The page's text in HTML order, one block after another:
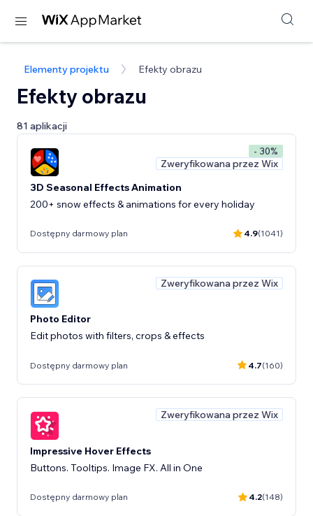
Elementy projektu Efekty obrazu
Efekty obrazu
81 aplikacji
- 30%
Zweryfikowana przez Wix
3D Seasonal Effects Animation
200+ snow effects & animations for every holiday
Dostępny darmowy plan 4.9(1041)
Zweryfikowana przez Wix
Photo Editor
Edit photos with filters, crops & effects
Dostępny darmowy plan 4.7(160)
Zweryfikowana przez Wix
Impressive Hover Effects
Buttons. Tooltips. Image FX. All in One
Dostępny darmowy plan 4.2(148)